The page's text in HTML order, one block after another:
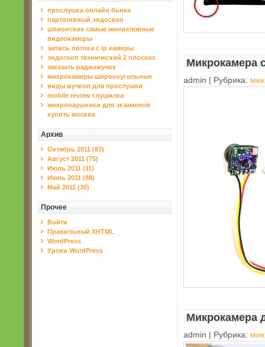
прослушка онлайн бьнка
партативный эндоскоп
шпионские самые миниатюрные
видеокамеры
запись потока с ip камеры
эндоскоп технический 2 плоскос
заказать радиожучок
микрокамеры широкоугольные
виды жучков для прослушки
mobile review глушилка
микронаушники для экзаменов
купить москва
Архив
Октябрь 2011 (83)
Август 2011 (75)
Июль 2011 (11)
Июнь 2011 (88)
Май 2011 (30)
Прочее
Войти
Правильный XHTML
WordPress
Уроки WordPress
Микрокамера
admin | Рубрика:
Микрокамера
admin | Рубрика: